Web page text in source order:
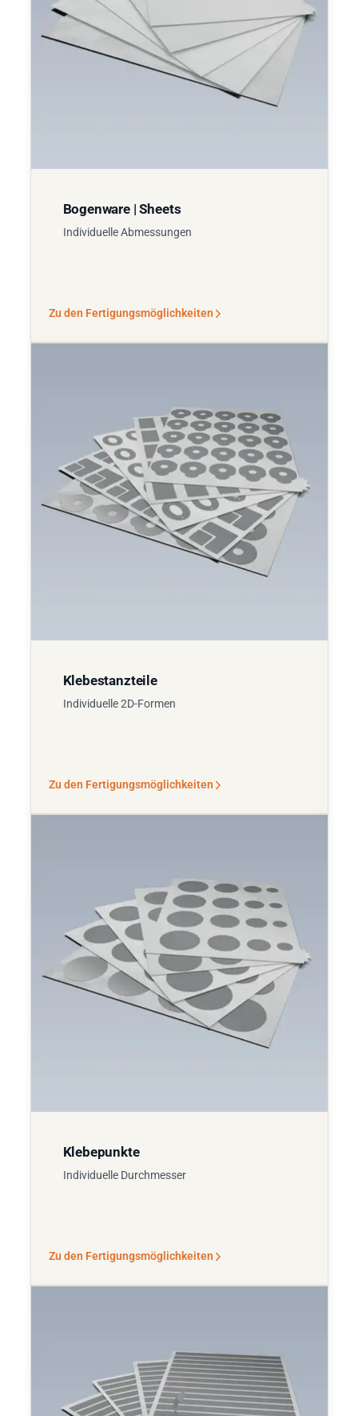
Bogenware | Sheets
Individuelle Abmessungen
Zu den Fertigungsmöglichkeiten
Klebestanzteile
Individuelle 2D-Formen
Zu den Fertigungsmöglichkeiten
Klebepunkte
Individuelle Durchmesser
Zu den Fertigungsmöglichkeiten